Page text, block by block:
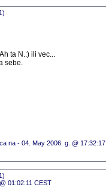
ta N.:) ili vec...
sebe.
na - 04. May 2006. g. @ 17:32:17
01:02:11 CEST